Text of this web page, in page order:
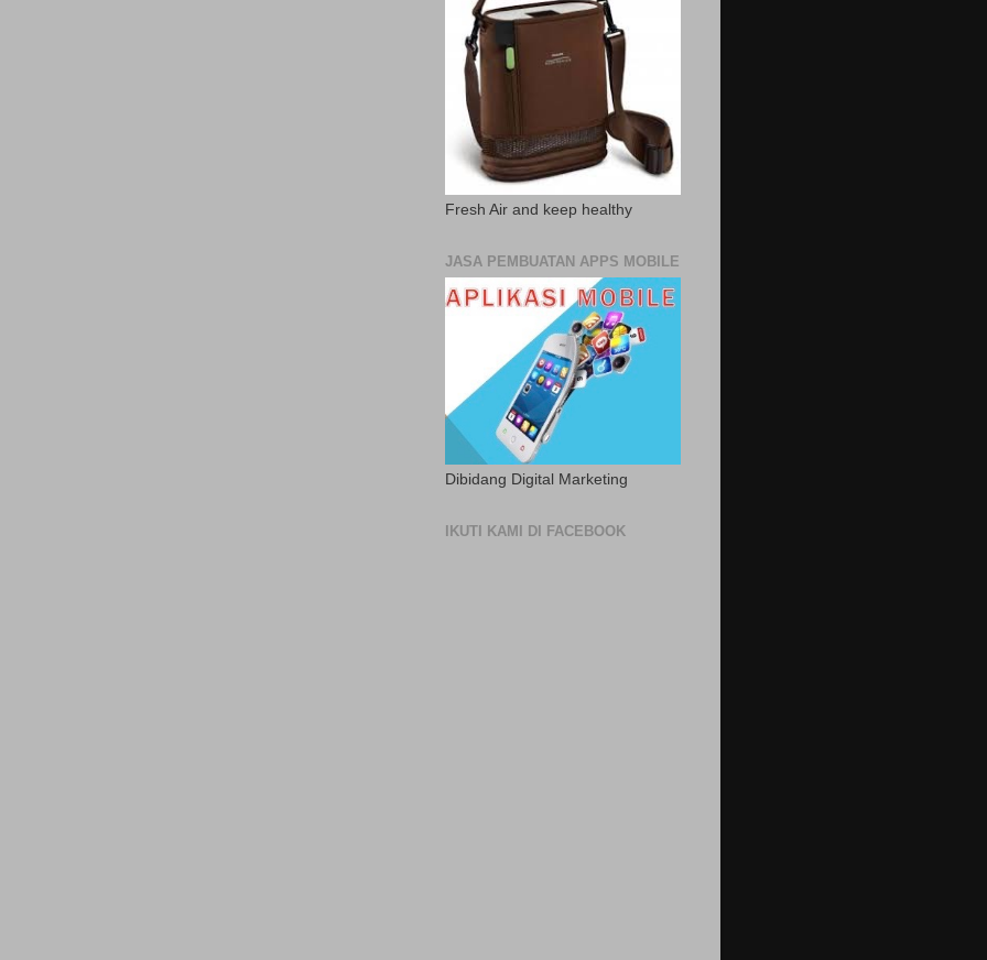
Fresh Air and keep healthy
JASA PEMBUATAN APPS MOBILE
Dibidang Digital Marketing
IKUTI KAMI DI FACEBOOK